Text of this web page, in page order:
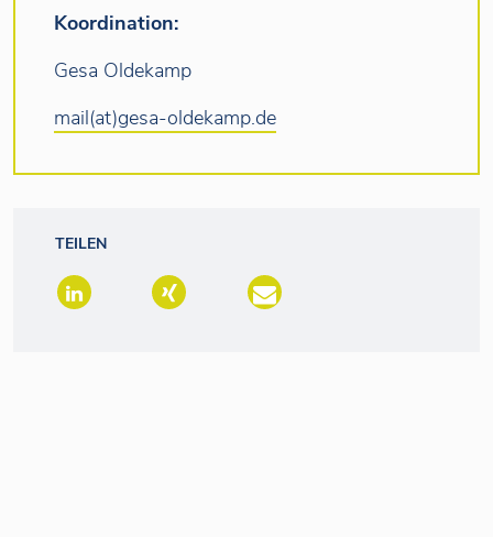
Koordination:
Gesa Oldekamp
mail(at)gesa-oldekamp.de
TEILEN